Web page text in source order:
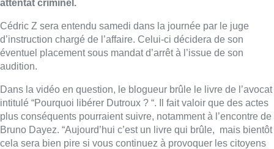
attentat criminel.
Cédric Z sera entendu samedi dans la journée par le juge
d’instruction chargé de l’affaire. Celui-ci décidera de son
éventuel placement sous mandat d’arrêt à l’issue de son
audition.
Dans la vidéo en question, le blogueur brûle le livre de l’avocat
intitulé “Pourquoi libérer Dutroux ? “. Il fait valoir que des actes
plus conséquents pourraient suivre, notamment à l’encontre de
Bruno Dayez. “Aujourd’hui c’est un livre qui brûle, mais bientôt
cela sera bien pire si vous continuez à provoquer les citoyens